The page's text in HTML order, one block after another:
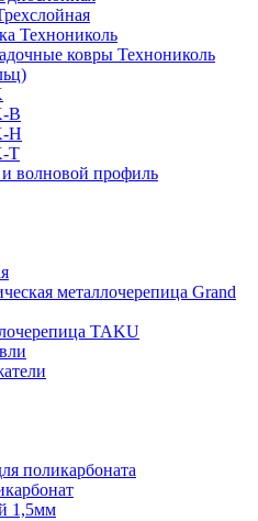
Технониколь
ковры Технониколь
B
H
T
волновой профиль
металлочерепица Grand
TAKU
поликарбоната
1,5мм